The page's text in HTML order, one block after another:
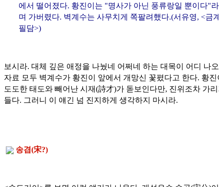
에서 떨어졌다. 황진이는 "명사가 아닌 풍류랑일 뿐이다"라
며 가버렸다. 벽계수는 사무치게 쪽팔려했다.(서유영, <금
필담>)
보시라. 대체 깊은 애정을 나눴네 어쩌네 하는 대목이 어디 나
자료 모두 벽계수가 황진이 앞에서 개망신 꽃폈다고 한다. 황진
도도한 태도와 빼어난 시재(詩才)가 돋보인다만, 진위조차 가
들다. 그러니 이 얘긴 넘 진지하게 생각하지 마시라.
송겸(宋?)